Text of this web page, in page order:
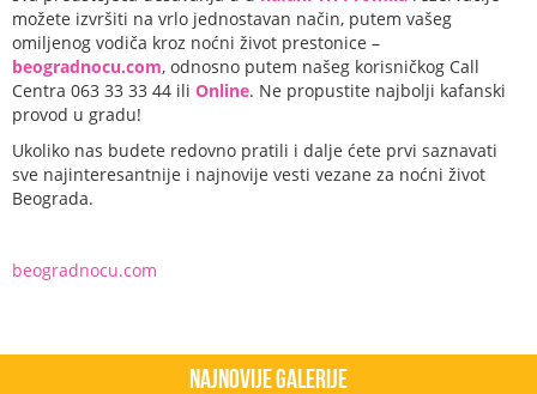
možete izvršiti na vrlo jednostavan način, putem vašeg
omiljenog vodiča kroz noćni život prestonice –
beogradnocu.com, odnosno putem našeg korisničkog Call
Centra 063 33 33 44 ili Online. Ne propustite najbolji kafanski
provod u gradu!
Ukoliko nas budete redovno pratili i dalje ćete prvi saznavati
sve najinteresantnije i najnovije vesti vezane za noćni život
Beograda.
beogradnocu.com
Najnovije Galerije